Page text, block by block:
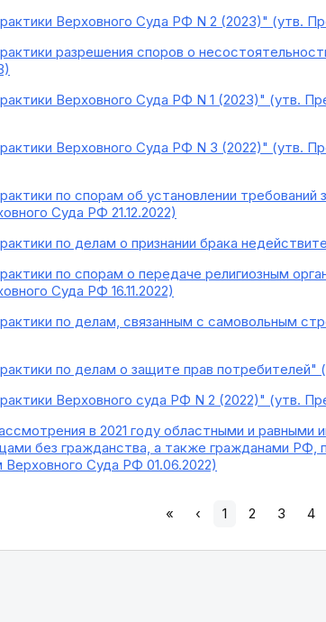
Верховного Суда РФ N 2 (2023)" (утв.
разрешения споров о
Верховного Суда РФ N 1 (2023)" (утв.
Верховного Суда РФ N 3 (2022)" (утв.
по спорам об установлении
Суда РФ 21.12.2022)
по делам о признании брака
по спорам о передаче религиозным
Суда РФ 16.11.2022)
по делам, связанным с самовольным
по делам о защите прав
Верховного суда РФ N 2 (2022)" (утв.
в 2021 году областными и
без гражданства, а также гражданами
Суда РФ 01.06.2022)
« ‹ 1 2 3 4